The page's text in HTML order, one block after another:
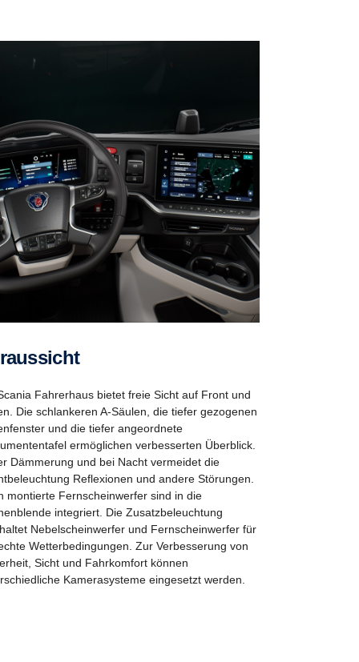
Fahrerhaus bietet freie Sicht auf Front und
Die schlankeren A-Säulen, die tiefer gezogenen
und die tiefer angeordnete
ermöglichen verbesserten Überblick.
Dämmerung und bei Nacht vermeidet die
Reflexionen und andere Störungen.
montierte Fernscheinwerfer sind in die
integriert. Die Zusatzbeleuchtung
Nebelscheinwerfer und Fernscheinwerfer für
Wetterbedingungen. Zur Verbesserung von
Sicht und Fahrkomfort können
Kamerasysteme eingesetzt werden.